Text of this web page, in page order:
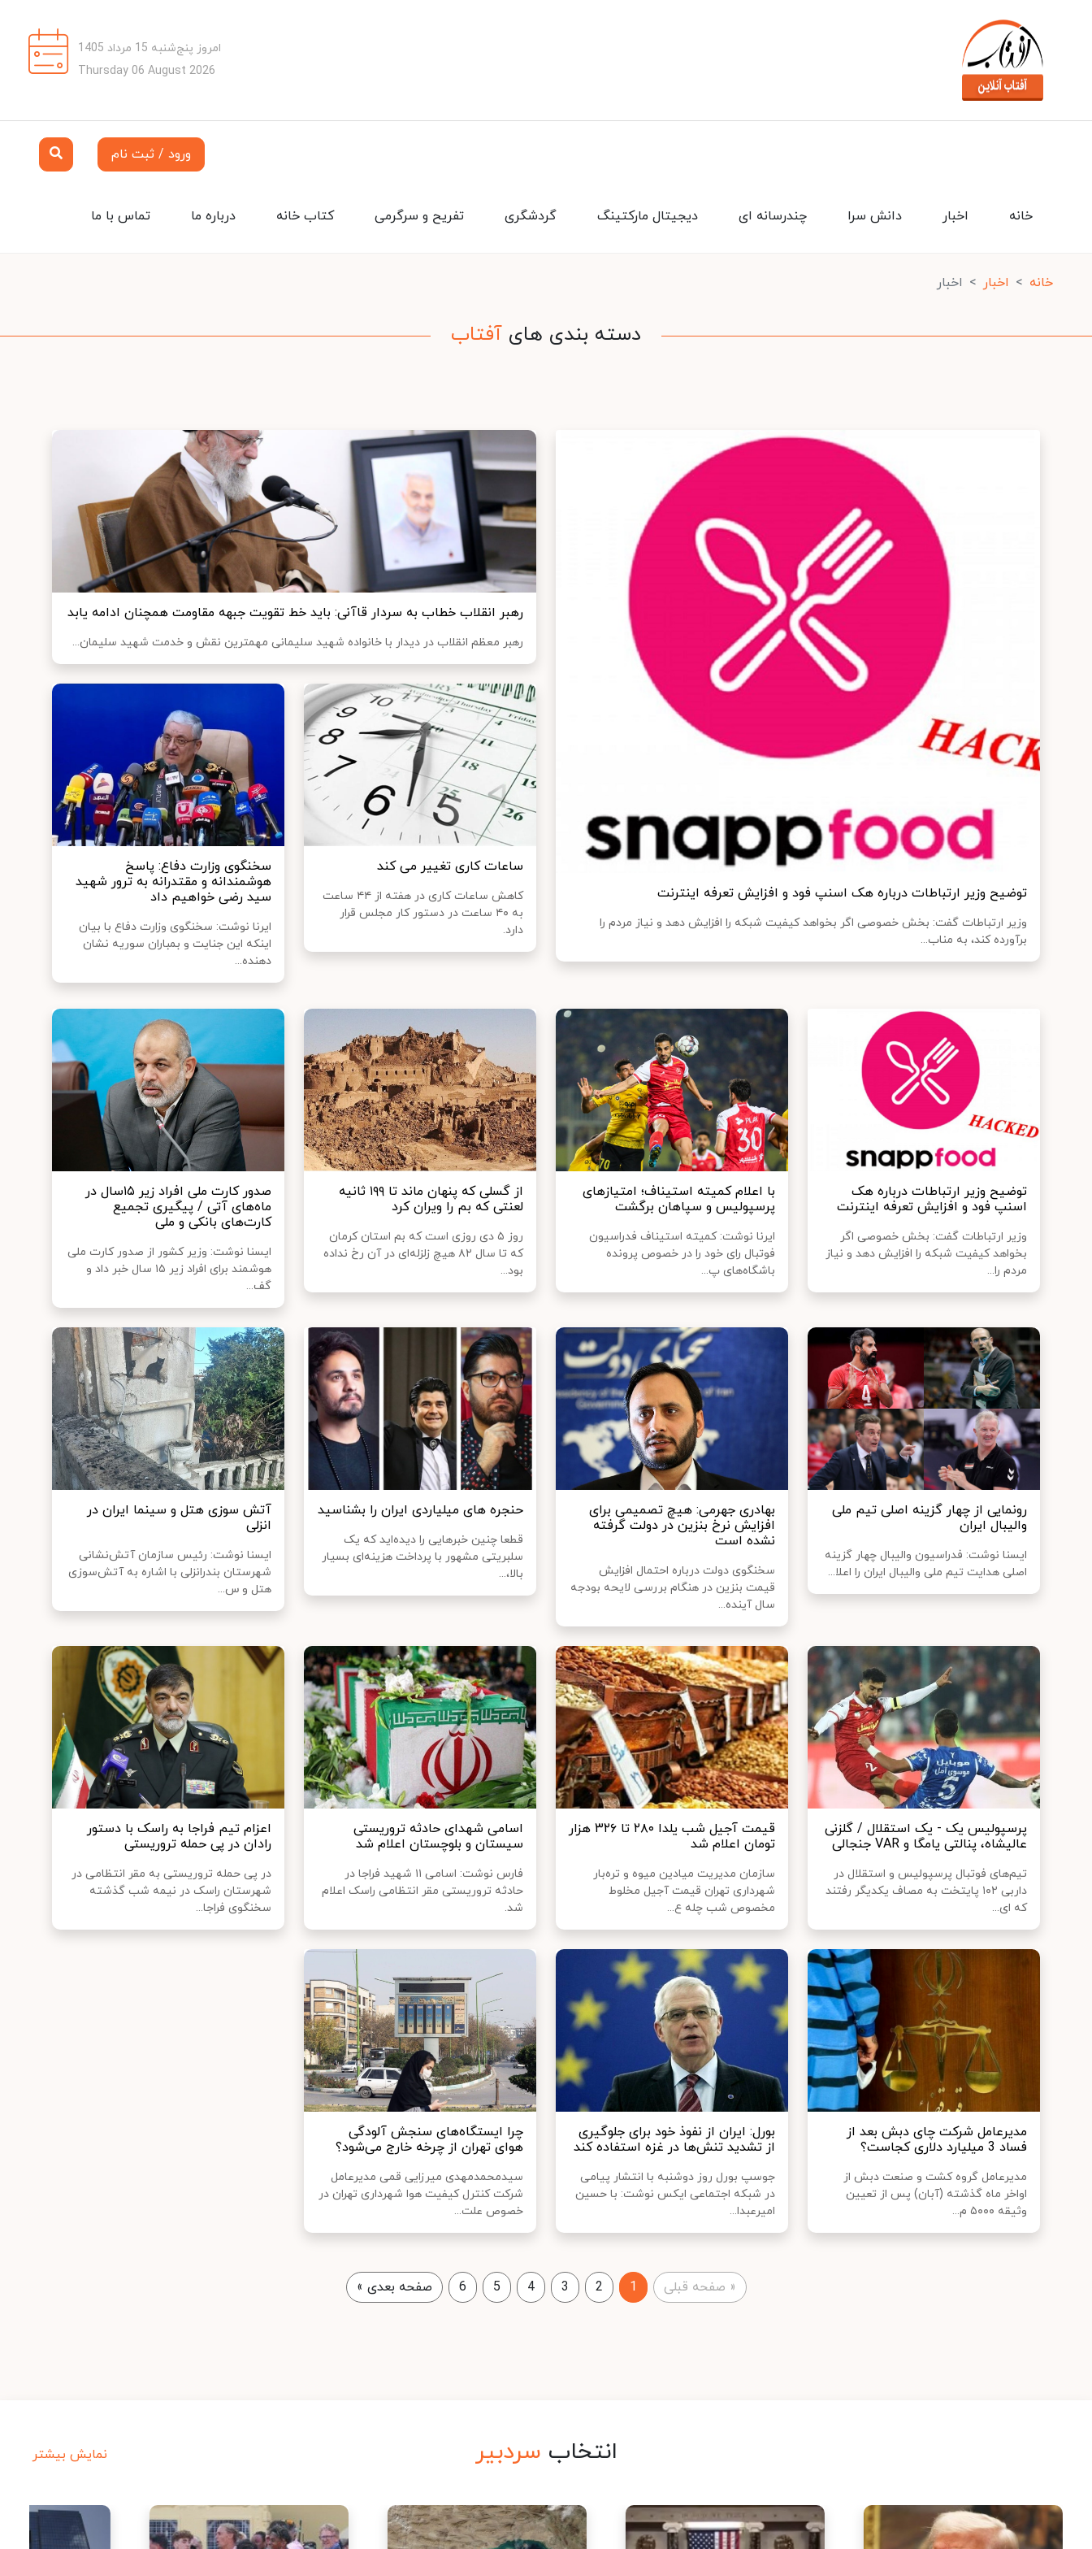
امروز پنج‌شنبه 15 مرداد 1405
Thursday 06 August 2026
ورود / ثبت نام
تماس با ما درباره ما کتاب خانه تفریح و سرگرمی گردشگری دیجیتال مارکتینگ چندرسانه ای دانش سرا اخبار خانه
خانه اخبار اخبار
دسته بندی های آفتاب
توضیح وزیر ارتباطات درباره هک اسنپ‌ فود و افزایش تعرفه اینترنت
وزیر ارتباطات گفت: بخش خصوصی اگر بخواهد کیفیت شبکه را افزایش دهد و نیاز مردم را
برآورده کند، به مناب...
رهبر انقلاب خطاب به سردار قاآنی: باید خط تقویت جبهه مقاومت همچنان ادامه یابد
رهبر معظم انقلاب در دیدار با خانواده شهید سلیمانی مهمترین نقش و خدمت شهید سلیمان...
ساعات کاری تغییر می‌ کند
کاهش ساعات کاری در هفته از ۴۴ ساعت
به ۴۰ ساعت در دستور کار مجلس قرار
دارد.
سخنگوی وزارت دفاع: پاسخ
هوشمندانه و مقتدرانه به ترور شهید
سید رضی خواهیم داد
ایرنا نوشت: سخنگوی وزارت دفاع با بیان
اینکه این جنایت و بمباران سوریه نشان
دهنده...
توضیح وزیر ارتباطات درباره هک
اسنپ‌ فود و افزایش تعرفه اینترنت
وزیر ارتباطات گفت: بخش خصوصی اگر
بخواهد کیفیت شبکه را افزایش دهد و نیاز
مردم را...
با اعلام کمیته استیناف؛ امتیازهای
پرسپولیس و سپاهان برگشت
ایرنا نوشت: کمیته استیناف فدراسیون
فوتبال رای خود را در خصوص پرونده
باشگاه‌های پ...
از گسلی که پنهان ماند تا ۱۹۹ ثانیه
لعنتی که بم را ویران کرد
روز ۵ دی روزی است که بم استان کرمان
که تا سال ۸۲ هیچ زلزله‌ای در آن رخ نداده
بود...
صدور کارت ملی افراد زیر ۱۵سال در
ماه‌های آتی / پیگیری تجمیع
کارت‌های بانکی و ملی
ایسنا نوشت: وزیر کشور از صدور کارت ملی
هوشمند برای افراد زیر ۱۵ سال خبر داد و
گف...
رونمایی از چهار گزینه اصلی تیم ملی
والیبال ایران
ایسنا نوشت: فدراسیون والیبال چهار گزینه
اصلی هدایت تیم ملی والیبال ایران را اعلا...
بهادری جهرمی: هیچ تصمیمی برای
افزایش نرخ بنزین در دولت گرفته
نشده است
سخنگوی دولت درباره احتمال افزایش
قیمت بنزین در هنگام بررسی لایحه بودجه
سال آینده...
حنجره‌ های میلیاردی ایران را بشناسید
قطعا چنین خبرهایی را دیده‌اید که یک
سلبریتی مشهور با پرداخت هزینه‌ای بسیار
بالا،...
آتش‌ سوزی هتل و سینما ایران در
انزلی
ایسنا نوشت: رئیس سازمان آتش‌نشانی
شهرستان بندرانزلی با اشاره به آتش‌سوزی
هتل و س...
پرسپولیس یک - یک استقلال / گلزنی
عالیشاه، پنالتی یامگا و VAR جنجالی
تیم‌های فوتبال پرسپولیس و استقلال در
داربی ۱۰۲ پایتخت به مصاف یکدیگر رفتند
که ای...
قیمت‌ آجیل شب یلدا ۲۸۰ تا ۳۲۶ هزار
تومان اعلام شد
سازمان مدیریت میادین میوه و تره‌بار
شهرداری تهران قیمت آجیل مخلوط
مخصوص شب چله ع...
اسامی شهدای حادثه تروریستی
سیستان و بلوچستان اعلام شد
فارس نوشت: اسامی ۱۱ شهید فراجا در
حادثه تروریستی مقر انتظامی راسک اعلام
شد.
اعزام تیم فراجا به راسک با دستور
رادان در پی حمله تروریستی
در پی حمله تروریستی به مقر انتظامی در
شهرستان راسک در نیمه شب گذشته
سخنگوی فراجا...
مدیرعامل شرکت چای دبش بعد از
فساد 3 میلیارد دلاری کجاست؟
مدیرعامل گروه کشت ‌و صنعت دبش از
اواخر ماه گذشته (آبان) پس از تعیین
وثیقه ۵۰۰۰ م...
بورل: ایران از نفوذ خود برای جلوگیری
از تشدید تنش‌ها در غزه استفاده کند
جوسپ بورل روز دوشنبه با انتشار پیامی
در شبکه اجتماعی ایکس نوشت: با حسین
امیرعبدا...
چرا ایستگاه‌های سنجش آلودگی
هوای تهران از چرخه خارج می‌شود؟
سیدمحمدمهدی میرزایی قمی مدیرعامل
شرکت کنترل کیفیت هوا شهرداری تهران در
خصوص علت...
« صفحه قبلی 1
2
3
4
5
6 صفحه بعدی »
انتخاب سردبیر نمایش بیشتر